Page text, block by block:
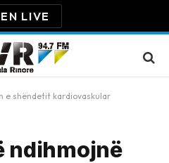
LIVE
e shëndetit kardiovaskular
ndihmojnë